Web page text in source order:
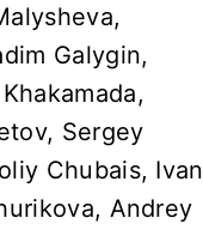
Galygin,
Sergey
Chubais, Ivan
Andrey